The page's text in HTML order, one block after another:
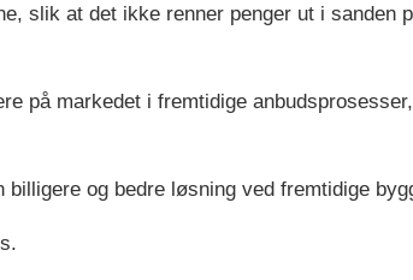
slik at det ikke renner penger ut i sanden
på markedet i fremtidige
og bedre løsning ved fremtidige